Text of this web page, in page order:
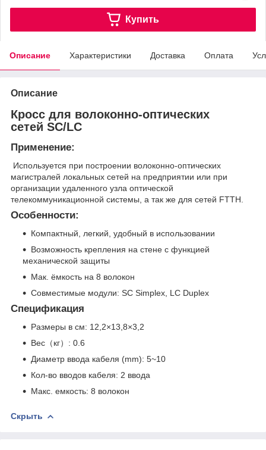
Купить
Описание Характеристики Доставка Оплата
Описание
Кросс для волоконно-оптических
сетей SC/LC
Применение:
Используется при построении волоконно-оптических
магистралей локальных сетей на предприятии или при
организации удаленного узла оптической
телекоммуникационной системы, а так же для сетей FTTH.
Особенности:
Компактный, легкий, удобный в использовании
Возможность крепления на стене с функцией
механической защиты
Мак. ёмкость на 8 волокон
Совместимые модули: SC Simplex, LC Duplex
Спецификация
Размеры в см: 12,2×13,8×3,2
Вес（кг）: 0.6
Диаметр ввода кабеля (mm): 5~10
Кол-во вводов кабеля: 2 ввода
Макс. емкость: 8 волокон
Скрыть